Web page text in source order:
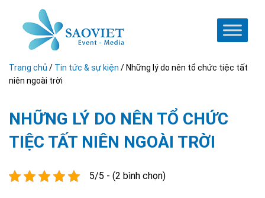
Trang chủ / Tin tức & sự kiện / Những lý do nên tổ chức tiệc tất
niên ngoài trời
NHỮNG LÝ DO NÊN TỔ CHỨC
TIỆC TẤT NIÊN NGOÀI TRỜI
5/5 - (2 bình chọn)